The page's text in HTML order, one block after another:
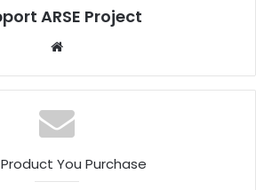
ARSE Project
sit
e
You Purchase